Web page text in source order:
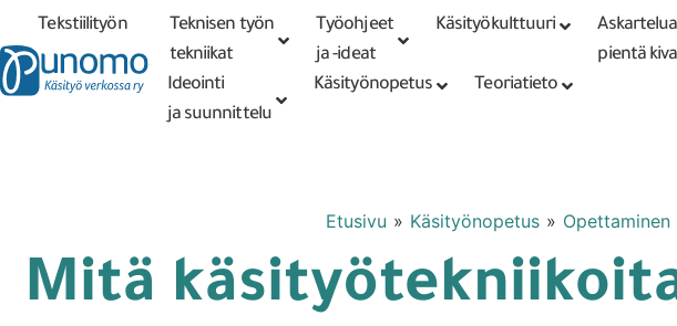
Tarkennettu PunomoputiikkiKirjaudu
Tekstiilityön
tekniikat
Teknisen työn
tekniikat
Työohjeet
ja -ideat
Käsityökulttuuri
pientä
Ideointi
ja suunnittelu
Käsityönopetus Teoriatieto
Etusivu » Käsityönopetus » Opettaminen
Mitä